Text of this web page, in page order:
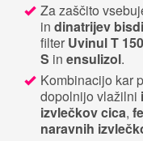
Za zaščito
in dinatrijev
filter Uvinul T 150
S in ensulizol.
Kombinacijo kar
dopolnijo vlažilni
izvlečkov cica,
naravnih